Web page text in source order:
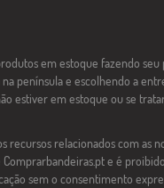
em estoque fazendo seu
península e escolhendo a
estiver em estoque ou se
recursos relacionados com as
e é
sem o consentimento